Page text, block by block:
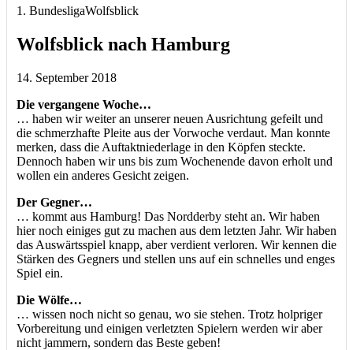
1. BundesligaWolfsblick
Wolfsblick nach Hamburg
14. September 2018
Die vergangene Woche…
… haben wir weiter an unserer neuen Ausrichtung gefeilt und
die schmerzhafte Pleite aus der Vorwoche verdaut. Man konnte
merken, dass die Auftaktniederlage in den Köpfen steckte.
Dennoch haben wir uns bis zum Wochenende davon erholt und
wollen ein anderes Gesicht zeigen.
Der Gegner…
… kommt aus Hamburg! Das Nordderby steht an. Wir haben
hier noch einiges gut zu machen aus dem letzten Jahr. Wir haben
das Auswärtsspiel knapp, aber verdient verloren. Wir kennen die
Stärken des Gegners und stellen uns auf ein schnelles und enges
Spiel ein.
Die Wölfe…
… wissen noch nicht so genau, wo sie stehen. Trotz holpriger
Vorbereitung und einigen verletzten Spielern werden wir aber
nicht jammern, sondern das Beste geben!